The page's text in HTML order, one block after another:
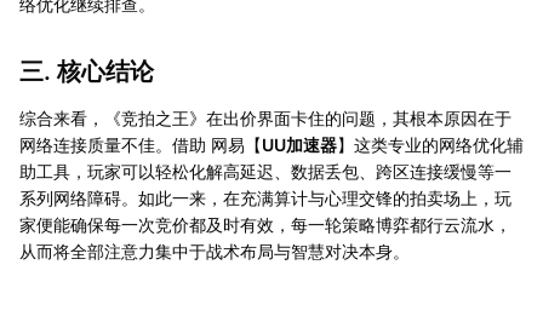
三. 核心结论
综合来看，《竞拍之王》在出价界面卡住的问题，其根本原因在于
网络连接质量不佳。借助 网易【UU加速器】这类专业的网络优化辅
助工具，玩家可以轻松化解高延迟、数据丢包、跨区连接缓慢等一
系列网络障碍。如此一来，在充满算计与心理交锋的拍卖场上，玩
家便能确保每一次竞价都及时有效，每一轮策略博弈都行云流水，
从而将全部注意力集中于战术布局与智慧对决本身。